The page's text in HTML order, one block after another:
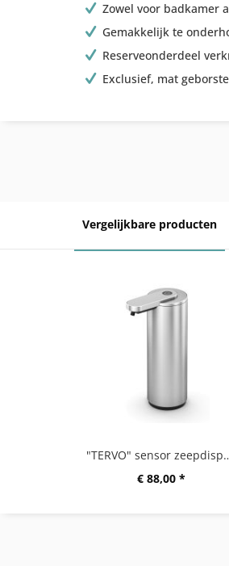
Zowel voor badkamer
Gemakkelijk te
Reserveonderdeel
Exclusief, mat
Vergelijkbare producten
"TERVO" sensor
€ 88,00 *